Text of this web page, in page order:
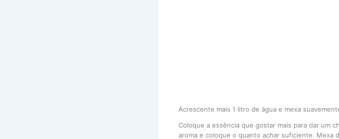
Acrescente mais 1 litro de água e mexa
Coloque a essência que gostar mais para dar um
aroma e coloque o quanto achar suficiente. Mexa